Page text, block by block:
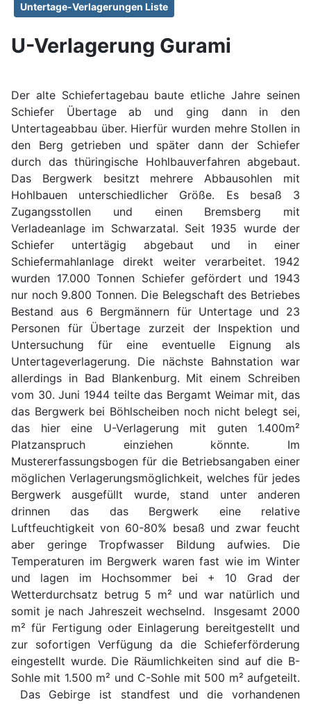
Untertage-Verlagerungen Liste
U-Verlagerung Gurami
Der alte Schiefertagebau baute etliche Jahre seinen
Schiefer Übertage ab und ging dann in den
Untertageabbau über. Hierfür wurden mehre Stollen in
den Berg getrieben und später dann der Schiefer
durch das thüringische Hohlbauverfahren abgebaut.
Das Bergwerk besitzt mehrere Abbausohlen mit
Hohlbauen unterschiedlicher Größe. Es besaß 3
Zugangsstollen und einen Bremsberg mit
Verladeanlage im Schwarzatal. Seit 1935 wurde der
Schiefer untertägig abgebaut und in einer
Schiefermahlanlage direkt weiter verarbeitet. 1942
wurden 17.000 Tonnen Schiefer gefördert und 1943
nur noch 9.800 Tonnen. Die Belegschaft des Betriebes
Bestand aus 6 Bergmännern für Untertage und 23
Personen für Übertage zurzeit der Inspektion und
Untersuchung für eine eventuelle Eignung als
Untertageverlagerung. Die nächste Bahnstation war
allerdings in Bad Blankenburg. Mit einem Schreiben
vom 30. Juni 1944 teilte das Bergamt Weimar mit, das
das Bergwerk bei Böhlscheiben noch nicht belegt sei,
das hier eine U-Verlagerung mit guten 1.400m²
Platzanspruch einziehen könnte. Im
Mustererfassungsbogen für die Betriebsangaben einer
möglichen Verlagerungsmöglichkeit, welches für jedes
Bergwerk ausgefüllt wurde, stand unter anderen
drinnen das das Bergwerk eine relative
Luftfeuchtigkeit von 60-80% besaß und zwar feucht
aber geringe Tropfwasser Bildung aufwies. Die
Temperaturen im Bergwerk waren fast wie im Winter
und lagen im Hochsommer bei + 10 Grad der
Wetterdurchsatz betrug 5 m² und war natürlich und
somit je nach Jahreszeit wechselnd. Insgesamt 2000
m² für Fertigung oder Einlagerung bereitgestellt und
zur sofortigen Verfügung da die Schieferförderung
eingestellt wurde. Die Räumlichkeiten sind auf die B-
Sohle mit 1.500 m² und C-Sohle mit 500 m² aufgeteilt.
Das Gebirge ist standfest und die vorhandenen